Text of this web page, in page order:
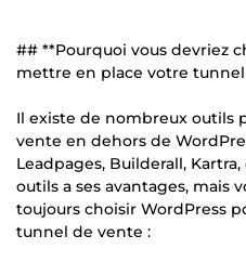
## **Pourquoi vous devriez
mettre en place votre
Il existe de nombreux outils
vente en dehors de
Leadpages, Builderall,
outils a ses avantages, mais
toujours choisir WordPress
tunnel de vente :